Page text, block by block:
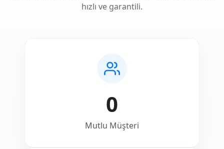
hızlı ve garantili.
0
Mutlu Müşteri